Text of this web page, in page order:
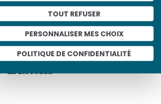
TOUT REFUSER
PERSONNALISER MES CHOIX
POLITIQUE DE CONFIDENTIALITÉ